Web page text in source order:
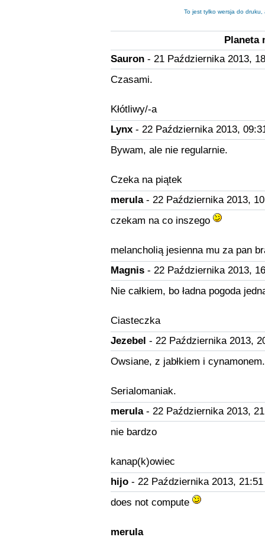
To jest tylko wersja do druku,
Planeta
Sauron- 21 Października 2013,
Czasami.
Kłótliwy/-a
Lynx- 22 Października 2013,
Bywam, ale nie regularnie.
Czeka na piątek
merula- 22 Października 2013,
czekam na co inszego
melancholią jesienna mu za pan
Magnis- 22 Października 2013,
Nie całkiem, bo ładna pogoda
Ciasteczka
Jezebel - 22 Października 2013,
Owsiane, z jabłkiem i
Serialomaniak.
merula- 22 Października 2013,
nie bardzo
kanap(k)owiec
hijo- 22 Października 2013, 21:51
does not compute
merula